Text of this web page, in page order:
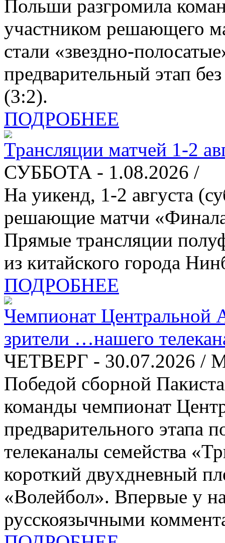
Польши разгромила
участником решающего
стали «звездно-
предварительный этап
(3:2).
ПОДРОБНЕЕ
Трансляции матчей 1-2
СУББОТА - 1.08.2026 /
На уикенд, 1-2 августа
решающие матчи
Прямые трансляции
из китайского города
ПОДРОБНЕЕ
Чемпионат Центральной
зрители …нашего
ЧЕТВЕРГ - 30.07.2026 /
Победой сборной
команды чемпионат
предварительного этапа
телеканалы семейства
короткий двухдневный
«Волейбол». Впервые у
русскоязычными